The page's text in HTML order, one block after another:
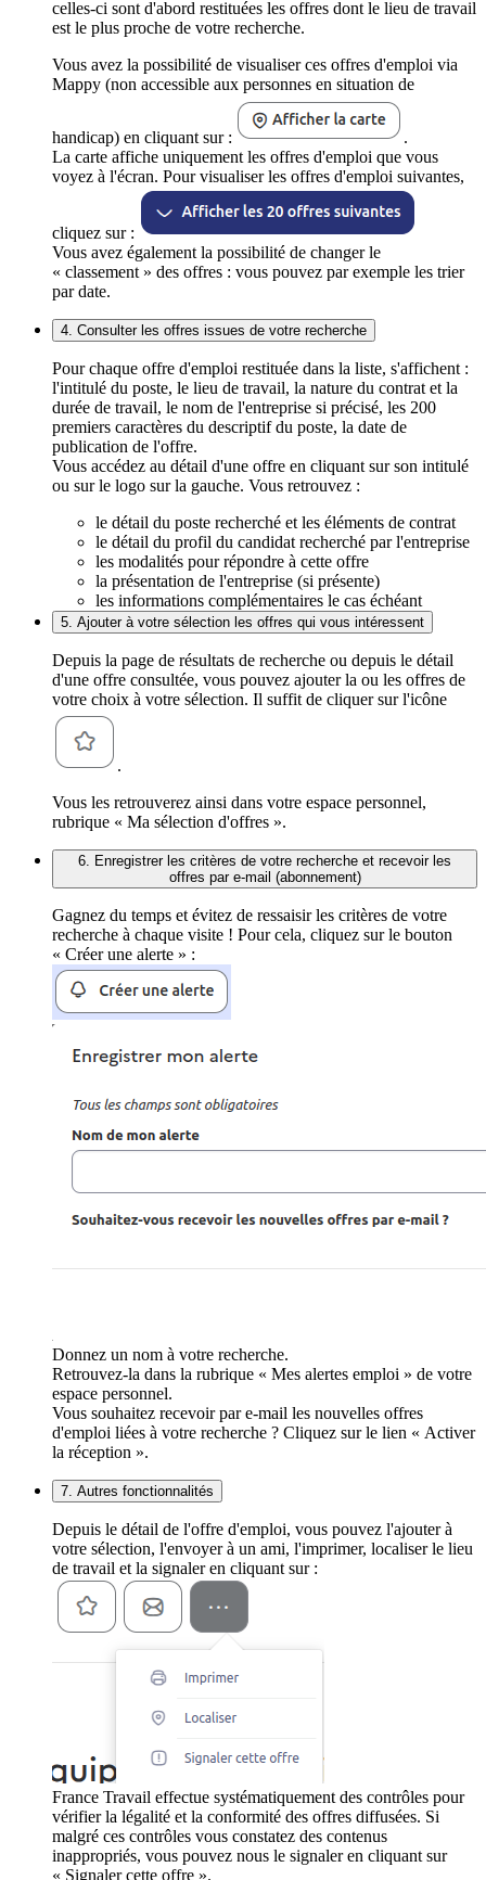
celles-ci sont d'abord restituées les offres dont le lieu de travail
est le plus proche de votre recherche.
Vous avez la possibilité de visualiser ces offres d'emploi via
Mappy (non accessible aux personnes en situation de
handicap) en cliquant sur :
.
La carte affiche uniquement les offres d'emploi que vous
voyez à l'écran. Pour visualiser les offres d'emploi suivantes,
cliquez sur :
Vous avez également la possibilité de changer le
« classement » des offres : vous pouvez par exemple les trier
par date.
4. Consulter les offres issues de votre recherche
Pour chaque offre d'emploi restituée dans la liste, s'affichent :
l'intitulé du poste, le lieu de travail, la nature du contrat et la
durée de travail, le nom de l'entreprise si précisé, les 200
premiers caractères du descriptif du poste, la date de
publication de l'offre.
Vous accédez au détail d'une offre en cliquant sur son intitulé
ou sur le logo sur la gauche. Vous retrouvez :
le détail du poste recherché et les éléments de contrat
le détail du profil du candidat recherché par l'entreprise
les modalités pour répondre à cette offre
la présentation de l'entreprise (si présente)
les informations complémentaires le cas échéant
5. Ajouter à votre sélection les offres qui vous intéressent
Depuis la page de résultats de recherche ou depuis le détail
d'une offre consultée, vous pouvez ajouter la ou les offres de
votre choix à votre sélection. Il suffit de cliquer sur l'icône
.
Vous les retrouverez ainsi dans votre espace personnel,
rubrique « Ma sélection d'offres ».
6. Enregistrer les critères de votre recherche et recevoir les
offres par e-mail (abonnement)
Gagnez du temps et évitez de ressaisir les critères de votre
recherche à chaque visite ! Pour cela, cliquez sur le bouton
« Créer une alerte » :
Donnez un nom à votre recherche.
Retrouvez-la dans la rubrique « Mes alertes emploi » de votre
espace personnel.
Vous souhaitez recevoir par e-mail les nouvelles offres
d'emploi liées à votre recherche ? Cliquez sur le lien « Activer
la réception ».
7. Autres fonctionnalités
Depuis le détail de l'offre d'emploi, vous pouvez l'ajouter à
votre sélection, l'envoyer à un ami, l'imprimer, localiser le lieu
de travail et la signaler en cliquant sur :
France Travail effectue systématiquement des contrôles pour
vérifier la légalité et la conformité des offres diffusées. Si
malgré ces contrôles vous constatez des contenus
inappropriés, vous pouvez nous le signaler en cliquant sur
« Signaler cette offre ».